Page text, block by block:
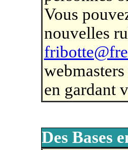
Vous
nouvelles
en gardant
Des Bases